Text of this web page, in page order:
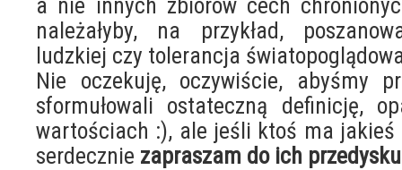
a nie innych zbiorów cech
należałyby, na przykład,
ludzkiej czy tolerancja
Nie oczekuję, oczywiście, abyśmy
sformułowali ostateczną definicję,
wartościach :), ale jeśli ktoś ma jakieś
serdecznie zapraszam do ich